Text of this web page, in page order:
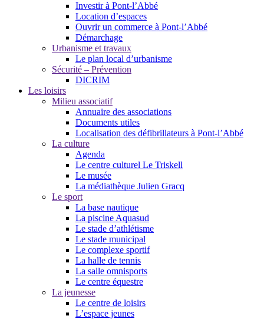
Investir à Pont-l’Abbé
Location d’espaces
Ouvrir un commerce à Pont-l’Abbé
Démarchage
Urbanisme et travaux
Le plan local d’urbanisme
Sécurité – Prévention
DICRIM
Les loisirs
Milieu associatif
Annuaire des associations
Documents utiles
Localisation des défibrillateurs à Pont-l’Abbé
La culture
Agenda
Le centre culturel Le Triskell
Le musée
La médiathèque Julien Gracq
Le sport
La base nautique
La piscine Aquasud
Le stade d’athlétisme
Le stade municipal
Le complexe sportif
La halle de tennis
La salle omnisports
Le centre équestre
La jeunesse
Le centre de loisirs
L’espace jeunes